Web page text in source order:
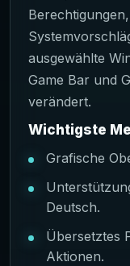
ausgewählte
Game Bar und
verändert.
Wichtigste
Grafische
Deutsch.
Übersetztes
Aktionen.